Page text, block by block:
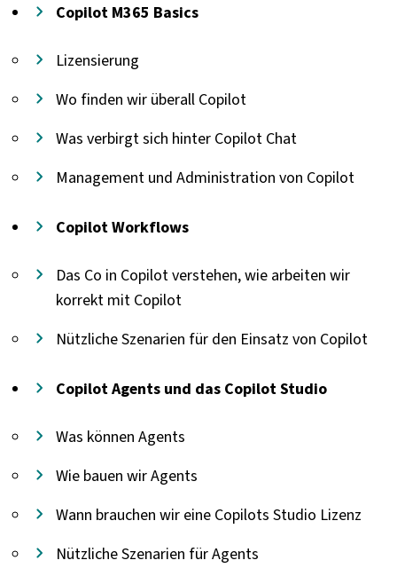
Copilot M365 Basics
Lizensierung
Wo finden wir überall Copilot
Was verbirgt sich hinter Copilot Chat
Management und Administration von Copilot
Copilot Workflows
Das Co in Copilot verstehen, wie arbeiten wir
korrekt mit Copilot
Nützliche Szenarien für den Einsatz von Copilot
Copilot Agents und das Copilot Studio
Was können Agents
Wie bauen wir Agents
Wann brauchen wir eine Copilots Studio Lizenz
Nützliche Szenarien für Agents